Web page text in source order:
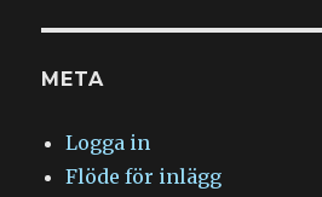
META
Logga in
Flöde för inlägg